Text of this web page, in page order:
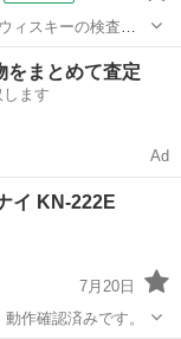
ィスキーの検査作
ウィ
をまとめて査定
ます
Ad
イ KN-222E
7月20日
作確認済みです。